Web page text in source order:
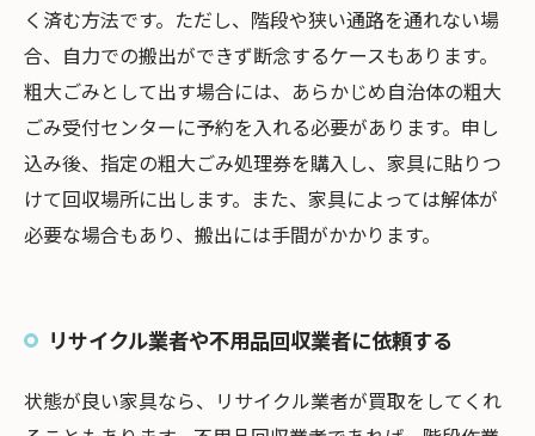
く済む方法です。ただし、階段や狭い通路を通れない場
合、自力での搬出ができず断念するケースもあります。
粗大ごみとして出す場合には、あらかじめ自治体の粗大
ごみ受付センターに予約を入れる必要があります。申し
込み後、指定の粗大ごみ処理券を購入し、家具に貼りつ
けて回収場所に出します。また、家具によっては解体が
必要な場合もあり、搬出には手間がかかります。
リサイクル業者や不用品回収業者に依頼する
状態が良い家具なら、リサイクル業者が買取をしてくれ